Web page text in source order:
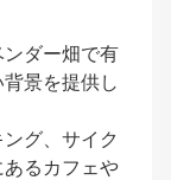
ダー畑で有
景を提供し
グ、サイク
るカフェや